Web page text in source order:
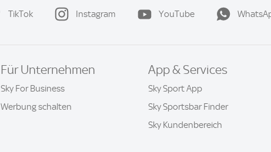
TikTok Instagram YouTube
Für Unternehmen
Sky For Business
Werbung schalten
App & Services
Sky Sport App
Sky Sportsbar Finder
Sky Kundenbereich